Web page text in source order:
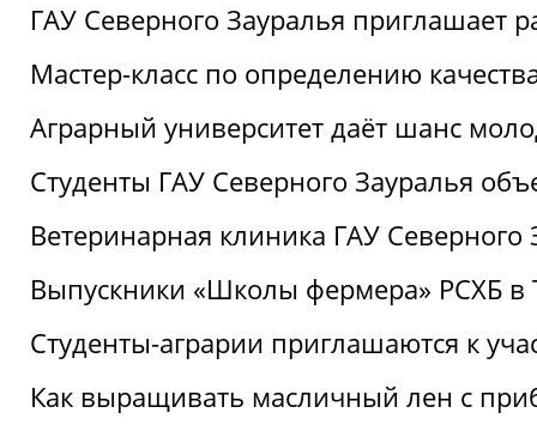
ГАУ Северного Зауралья приглашает
Мастер-класс по определению
Аграрный университет даёт шанс
Студенты ГАУ Северного Зауралья
Ветеринарная клиника ГАУ Северного
Выпускники «Школы фермера» РСХБ
Студенты-аграрии приглашаются к
Как выращивать масличный лен с